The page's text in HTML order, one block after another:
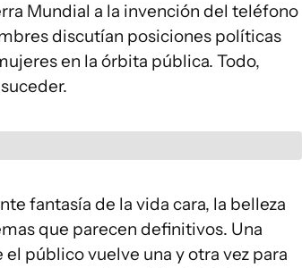
Mundial a la invención del teléfono
discutían posiciones políticas
en la órbita pública. Todo,
fantasía de la vida cara, la belleza
que parecen definitivos. Una
público vuelve una y otra vez para